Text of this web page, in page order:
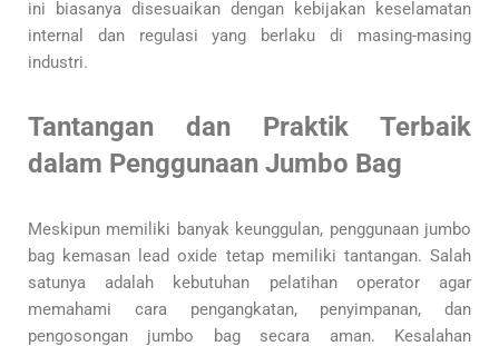
ini biasanya disesuaikan dengan kebijakan keselamatan
internal dan regulasi yang berlaku di masing-masing
industri.
Tantangan dan Praktik Terbaik
dalam Penggunaan Jumbo Bag
Meskipun memiliki banyak keunggulan, penggunaan jumbo
bag kemasan lead oxide tetap memiliki tantangan. Salah
satunya adalah kebutuhan pelatihan operator agar
memahami cara pengangkatan, penyimpanan, dan
pengosongan jumbo bag secara aman. Kesalahan